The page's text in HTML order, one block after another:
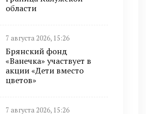
области
7 августа 2026, 15:26
Брянский фонд
«Ванечка» участвует в
акции «Дети вместо
цветов»
7 августа 2026, 15:26